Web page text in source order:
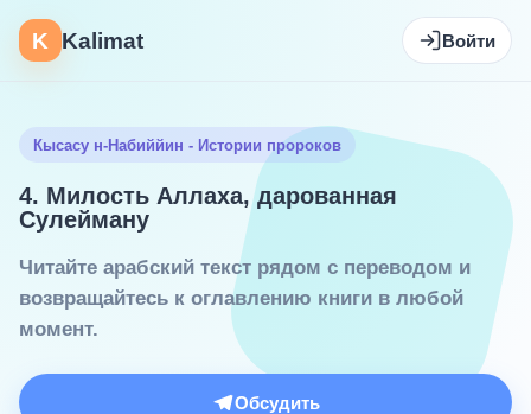
K Kalimat Войти
Кысасу н-Набиййин - Истории пророков
4. Милость Аллаха, дарованная
Сулейману
Читайте арабский текст рядом с переводом и
возвращайтесь к оглавлению книги в любой
момент.
Обсудить